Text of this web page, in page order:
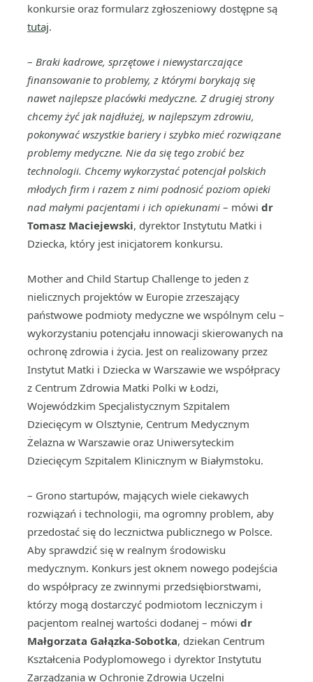
konkursie oraz formularz zgłoszeniowy dostępne są
tutaj.
– Braki kadrowe, sprzętowe i niewystarczające
finansowanie to problemy, z którymi borykają się
nawet najlepsze placówki medyczne. Z drugiej strony
chcemy żyć jak najdłużej, w najlepszym zdrowiu,
pokonywać wszystkie bariery i szybko mieć rozwiązane
problemy medyczne. Nie da się tego zrobić bez
technologii. Chcemy wykorzystać potencjał polskich
młodych firm i razem z nimi podnosić poziom opieki
nad małymi pacjentami i ich opiekunami – mówi dr
Tomasz Maciejewski, dyrektor Instytutu Matki i
Dziecka, który jest inicjatorem konkursu.
Mother and Child Startup Challenge to jeden z
nielicznych projektów w Europie zrzeszający
państwowe podmioty medyczne we wspólnym celu –
wykorzystaniu potencjału innowacji skierowanych na
ochronę zdrowia i życia. Jest on realizowany przez
Instytut Matki i Dziecka w Warszawie we współpracy
z Centrum Zdrowia Matki Polki w Łodzi,
Wojewódzkim Specjalistycznym Szpitalem
Dziecięcym w Olsztynie, Centrum Medycznym
Żelazna w Warszawie oraz Uniwersyteckim
Dziecięcym Szpitalem Klinicznym w Białymstoku.
– Grono startupów, mających wiele ciekawych
rozwiązań i technologii, ma ogromny problem, aby
przedostać się do lecznictwa publicznego w Polsce.
Aby sprawdzić się w realnym środowisku
medycznym. Konkurs jest oknem nowego podejścia
do współpracy ze zwinnymi przedsiębiorstwami,
którzy mogą dostarczyć podmiotom leczniczym i
pacjentom realnej wartości dodanej – mówi dr
Małgorzata Gałązka-Sobotka, dziekan Centrum
Kształcenia Podyplomowego i dyrektor Instytutu
Zarządzania w Ochronie Zdrowia Uczelni